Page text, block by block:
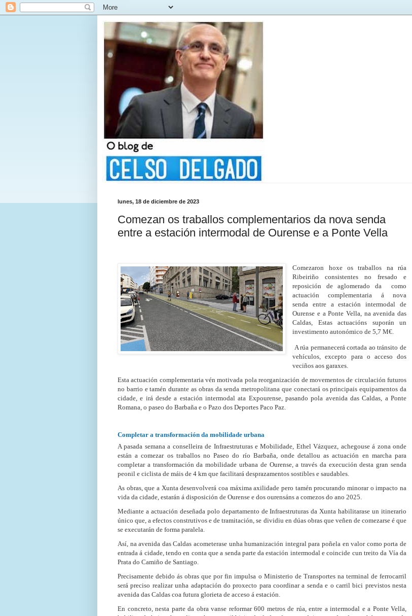
lunes, 18 de diciembre de 2023
Comezan os traballos complementarios da nova senda
entre a estación intermodal de Ourense e a Ponte Vella
Comezaron hoxe os traballos na rúa
Ribeiriño consistentes no fresado e
reposición de aglomerado da como
actuación complementaria á nova
senda entre a estación intermodal de
Ourense e a Ponte Vella, na avenida das
Caldas, Estas actuacións suporán un
investimento autonómico de 5,7 M€.
A rúa permanecerá cortada ao tránsito de
vehículos, excepto para o acceso dos
veciños aos garaxes.
Esta actuación complementaria vén motivada pola reorganización de movementos de circulación futuros
no barrio e tamén durante as obras da senda metropolitana que conectará os principais equipamentos da
cidade, e irá desde a estación intermodal ata Expourense, pasando pola avenida das Caldas, a Ponte
Romana, o paseo do Barbaña e o Pazo dos Deportes Paco Paz.
Completar a transformación da mobilidade urbana
A pasada semana a conselleira de Infraestruturas e Mobilidade, Ethel Vázquez, achegouse á zona onde
están a comezar os traballos no Paseo do río Barbaña, onde detallou as actuación en marcha para
completar a transformación da mobilidade urbana de Ourense, a través da execución desta gran senda
peonil e ciclista de máis de 4 km que facilitará desprazamentos sostibles e saudables.
As obras, que a Xunta desenvolverá coa máxima axilidade pero tamén procurando minorar o impacto na
vida da cidade, estarán á disposición de Ourense e dos ourensáns a comezos do ano 2025.
Mediante a actuación deseñada polo departamento de Infraestruturas da Xunta habilitarase un itinerario
único que, a efectos construtivos e de tramitación, se dividiu en dúas obras que veñen de comezarse é que
se executarán de forma paralela.
Así, na avenida das Caldas acometerase unha humanización integral para poñela en valor como porta de
entrada á cidade, tendo en conta que a senda parte da estación intermodal e coincide cun treito da Vía da
Prata do Camiño de Santiago.
Precisamente debido ás obras que por fin impulsa o Ministerio de Transportes na terminal de ferrocarril
será preciso realizar unha adaptación do proxecto para coordinar a senda e o carril bici previstos nesta
avenida das Caldas coa futura glorieta de acceso á estación.
En concreto, nesta parte da obra vanse reformar 600 metros de rúa, entre a intermodal e a Ponte Vella,